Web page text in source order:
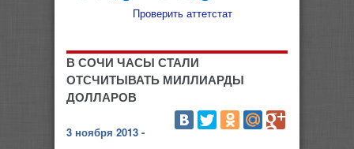
Проверить аттетстат
В СОЧИ ЧАСЫ СТАЛИ
ОТСЧИТЫВАТЬ МИЛЛИАРДЫ
ДОЛЛАРОВ
3 ноября 2013 -